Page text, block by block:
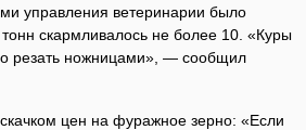
управления ветеринарии было
скармливалось не более 10. «Куры
резать ножницами», — сообщил
цен на фуражное зерно: «Если